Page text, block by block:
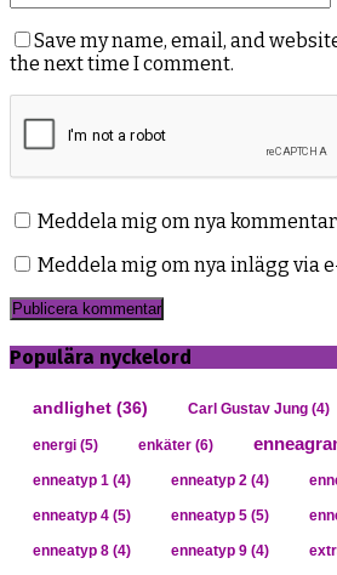
Save my name, email, and
the next time I comment.
Meddela mig om nya
Meddela mig om nya inlägg via
Populära nyckelord
andlighet (36) Carl Gustav Jung (4)
energi (5) enkäter (6)
enneatyp 1 (4) enneatyp 2 (4)
enneatyp 4 (5) enneatyp 5 (5)
enneatyp 8 (4) enneatyp 9 (4)